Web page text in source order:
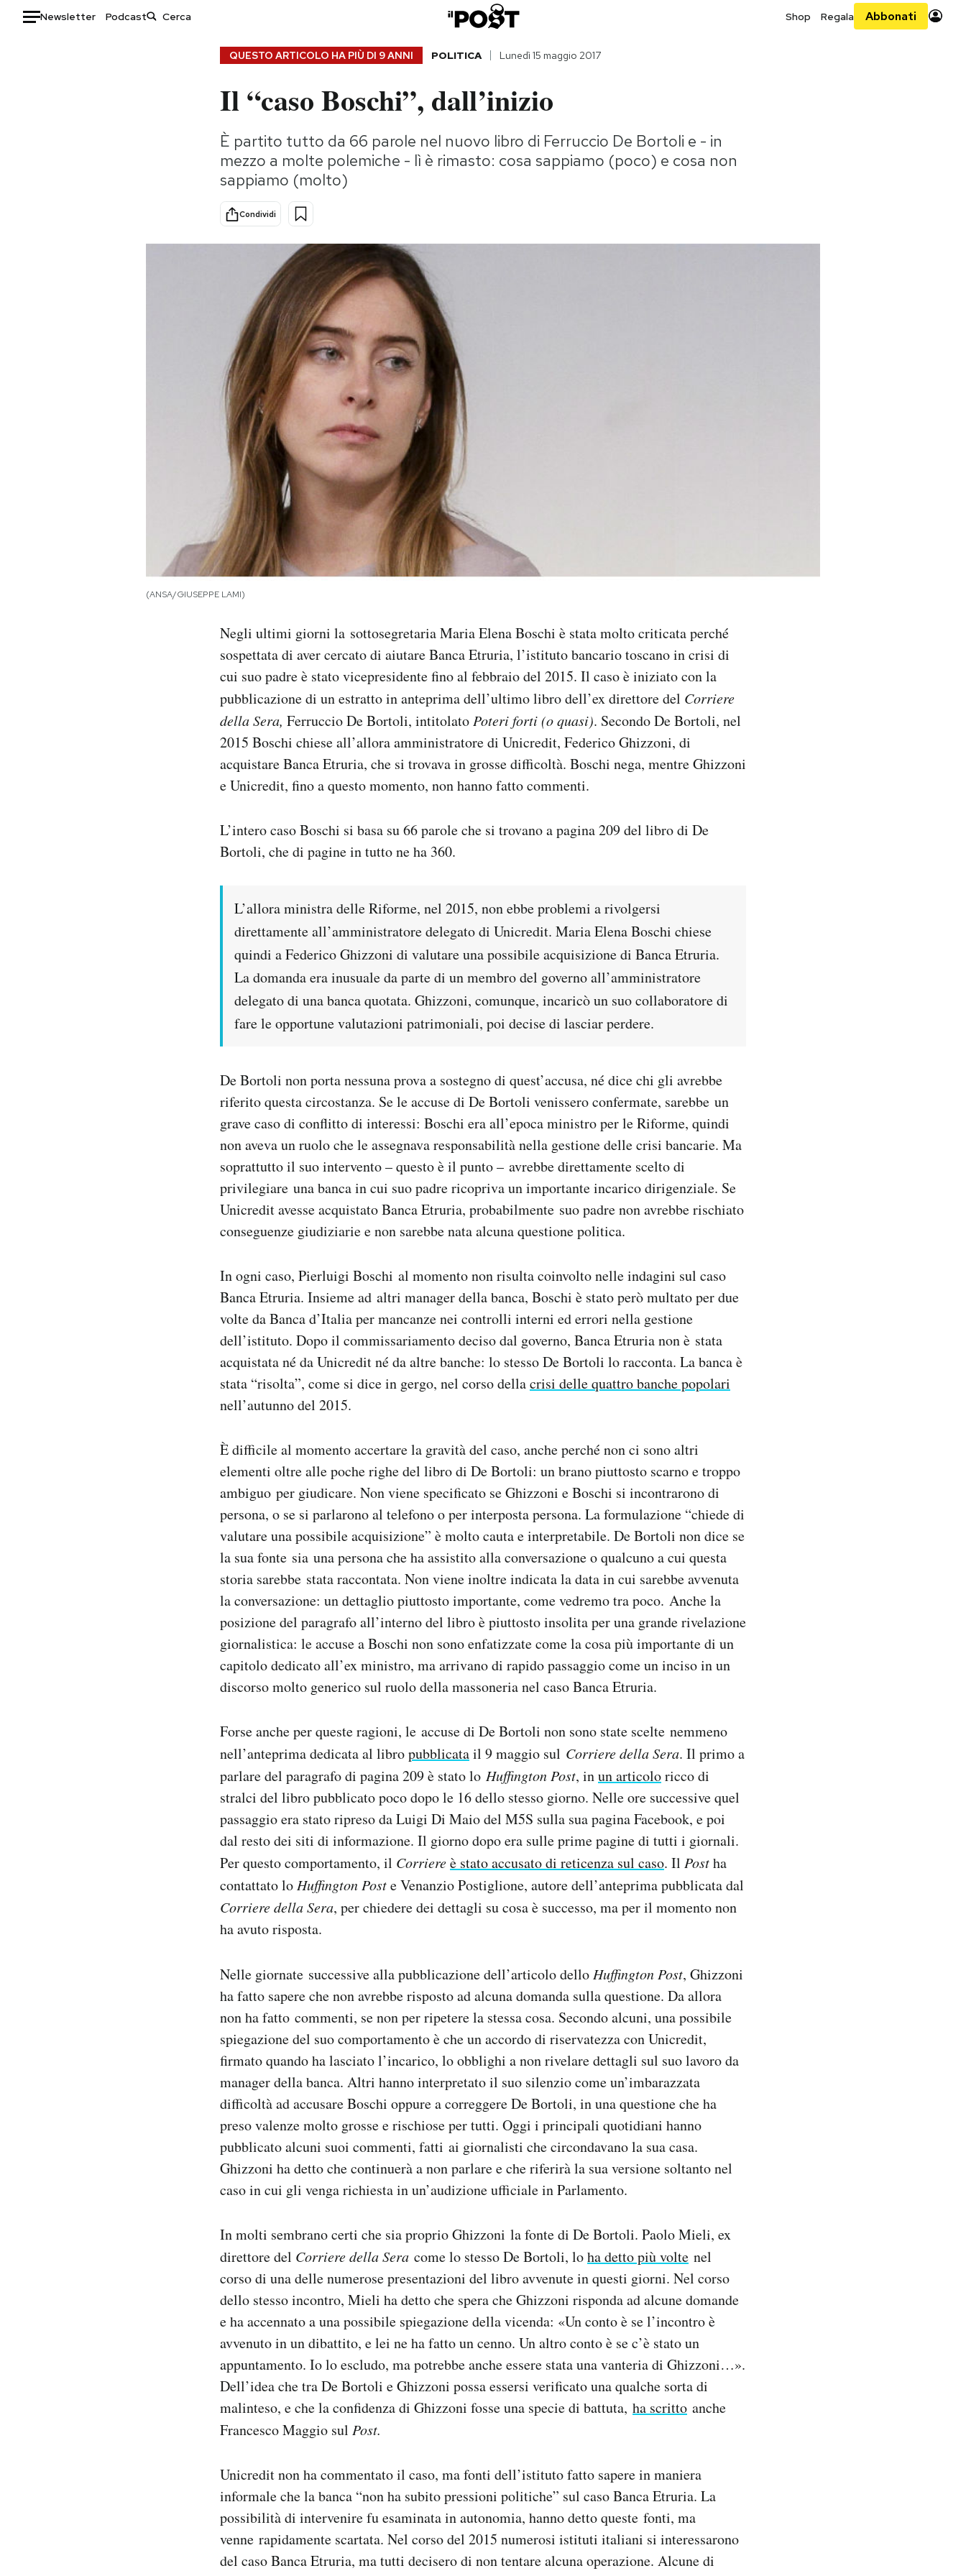
Newsletter Podcast Shop Regala Abbonati
Consumismi
Storie/Idee
Ok Boomer!
Europa
Mondiali calcio 2026
QUESTO ARTICOLO HA PIÙ DI 9 ANNI POLITICA Lunedì 15 maggio 2017
Il “caso Boschi”, dall’inizio
È partito tutto da 66 parole nel nuovo libro di Ferruccio De Bortoli e - in
mezzo a molte polemiche - lì è rimasto: cosa sappiamo (poco) e cosa non
sappiamo (molto)
Condividi
(ANSA/GIUSEPPE LAMI)
Negli ultimi giorni la sottosegretaria Maria Elena Boschi è stata molto criticata perché
sospettata di aver cercato di aiutare Banca Etruria, l’istituto bancario toscano in crisi di
cui suo padre è stato vicepresidente fino al febbraio del 2015. Il caso è iniziato con la
pubblicazione di un estratto in anteprima dell’ultimo libro dell’ex direttore del Corriere
della Sera, Ferruccio De Bortoli, intitolatoPoteri forti (o quasi). Secondo De Bortoli, nel
2015 Boschi chiese all’allora amministratore di Unicredit, Federico Ghizzoni, di
acquistare Banca Etruria, che si trovava in grosse difficoltà. Boschi nega, mentre Ghizzoni
e Unicredit, fino a questo momento, non hanno fatto commenti.
L’intero caso Boschi si basa su 66 parole che si trovano a pagina 209 del libro di De
Bortoli, che di pagine in tutto ne ha 360.
L’allora ministra delle Riforme, nel 2015, non ebbe problemi a rivolgersi
direttamente all’amministratore delegato di Unicredit. Maria Elena Boschi chiese
quindi a Federico Ghizzoni di valutare una possibile acquisizione di Banca Etruria.
La domanda era inusuale da parte di un membro del governo all’amministratore
delegato di una banca quotata. Ghizzoni, comunque, incaricò un suo collaboratore di
fare le opportune valutazioni patrimoniali, poi decise di lasciar perdere.
De Bortoli non porta nessuna prova a sostegno di quest’accusa, né dice chi gli avrebbe
riferito questa circostanza. Se le accuse di De Bortoli venissero confermate, sarebbe un
grave caso di conflitto di interessi: Boschi era all’epoca ministro per le Riforme, quindi
non aveva un ruolo che le assegnava responsabilità nella gestione delle crisi bancarie. Ma
soprattutto il suo intervento – questo è il punto – avrebbe direttamente scelto di
privilegiare una banca in cui suo padre ricopriva un importante incarico dirigenziale. Se
Unicredit avesse acquistato Banca Etruria, probabilmente suo padre non avrebbe rischiato
conseguenze giudiziarie e non sarebbe nata alcuna questione politica.
In ogni caso, Pierluigi Boschi al momento non risulta coinvolto nelle indagini sul caso
Banca Etruria. Insieme ad altri manager della banca, Boschi è stato però multato per due
volte da Banca d’Italia per mancanze nei controlli interni ed errori nella gestione
dell’istituto. Dopo il commissariamento deciso dal governo, Banca Etruria non è stata
acquistata né da Unicredit né da altre banche: lo stesso De Bortoli lo racconta. La banca è
stata “risolta”, come si dice in gergo, nel corso dellacrisi delle quattro banche popolari
nell’autunno del 2015.
È difficile al momento accertare la gravità del caso, anche perché non ci sono altri
elementi oltre alle poche righe del libro di De Bortoli: un brano piuttosto scarno e troppo
ambiguo per giudicare. Non viene specificato se Ghizzoni e Boschi si incontrarono di
persona, o se si parlarono al telefono o per interposta persona. La formulazione “chiede di
valutare una possibile acquisizione” è molto cauta e interpretabile. De Bortoli non dice se
la sua fonte sia una persona che ha assistito alla conversazione o qualcuno a cui questa
storia sarebbe stata raccontata. Non viene inoltre indicata la data in cui sarebbe avvenuta
la conversazione: un dettaglio piuttosto importante, come vedremo tra poco. Anche la
posizione del paragrafo all’interno del libro è piuttosto insolita per una grande rivelazione
giornalistica: le accuse a Boschi non sono enfatizzate come la cosa più importante di un
capitolo dedicato all’ex ministro, ma arrivano di rapido passaggio come un inciso in un
discorso molto generico sul ruolo della massoneria nel caso Banca Etruria.
Forse anche per queste ragioni, le accuse di De Bortoli non sono state scelte nemmeno
nell’anteprima dedicata al libropubblicatail 9 maggio sul Corriere della Sera. Il primo a
parlare del paragrafo di pagina 209 è stato lo Huffington Post, inun articoloricco di
stralci del libro pubblicato poco dopo le 16 dello stesso giorno. Nelle ore successive quel
passaggio era stato ripreso da Luigi Di Maio del M5S sulla sua pagina Facebook, e poi
dal resto dei siti di informazione. Il giorno dopo era sulle prime pagine di tutti i giornali.
Per questo comportamento, il Corriereè stato accusato di reticenza sul caso. Il Postha
contattato loHuffington Poste Venanzio Postiglione, autore dell’anteprima pubblicata dal
Corriere della Sera, per chiedere dei dettagli su cosa è successo, ma per il momento non
ha avuto risposta.
Nelle giornate successive alla pubblicazione dell’articolo delloHuffington Post, Ghizzoni
ha fatto sapere che non avrebbe risposto ad alcuna domanda sulla questione. Da allora
non ha fatto commenti, se non per ripetere la stessa cosa. Secondo alcuni, una possibile
spiegazione del suo comportamento è che un accordo di riservatezza con Unicredit,
firmato quando ha lasciato l’incarico, lo obblighi a non rivelare dettagli sul suo lavoro da
manager della banca. Altri hanno interpretato il suo silenzio come un’imbarazzata
difficoltà ad accusare Boschi oppure a correggere De Bortoli, in una questione che ha
preso valenze molto grosse e rischiose per tutti. Oggi i principali quotidiani hanno
pubblicato alcuni suoi commenti, fatti ai giornalisti che circondavano la sua casa.
Ghizzoni ha detto che continuerà a non parlare e che riferirà la sua versione soltanto nel
caso in cui gli venga richiesta in un’audizione ufficiale in Parlamento.
In molti sembrano certi che sia proprio Ghizzoni la fonte di De Bortoli. Paolo Mieli, ex
direttore del Corriere della Sera come lo stesso De Bortoli, loha detto più volte nel
corso di una delle numerose presentazioni del libro avvenute in questi giorni. Nel corso
dello stesso incontro, Mieli ha detto che spera che Ghizzoni risponda ad alcune domande
e ha accennato a una possibile spiegazione della vicenda: «Un conto è se l’incontro è
avvenuto in un dibattito, e lei ne ha fatto un cenno. Un altro conto è se c’è stato un
appuntamento. Io lo escludo, ma potrebbe anche essere stata una vanteria di Ghizzoni…».
Dell’idea che tra De Bortoli e Ghizzoni possa essersi verificato una qualche sorta di
malinteso, e che la confidenza di Ghizzoni fosse una specie di battuta, ha scritto anche
Francesco Maggio sul Post.
Unicredit non ha commentato il caso, ma fonti dell’istituto fatto sapere in maniera
informale che la banca “non ha subito pressioni politiche” sul caso Banca Etruria. La
possibilità di intervenire fu esaminata in autonomia, hanno detto queste fonti, ma
venne rapidamente scartata. Nel corso del 2015 numerosi istituti italiani si interessarono
del caso Banca Etruria, ma tutti decisero di non tentare alcuna operazione. Alcune di